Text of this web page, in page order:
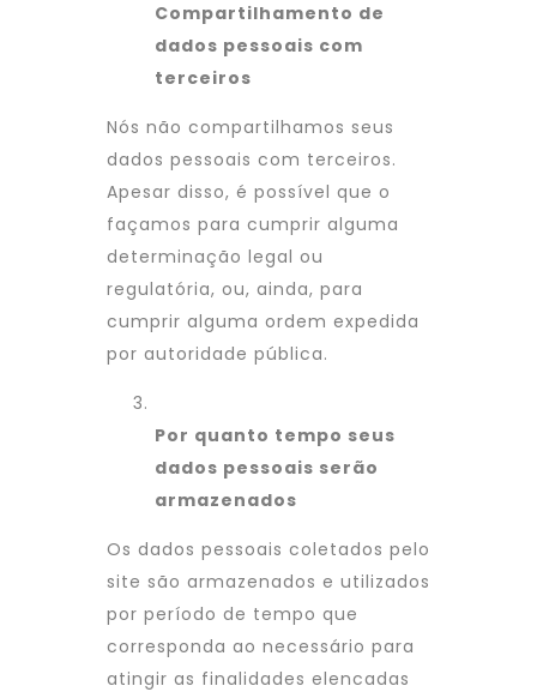
Compartilhamento de
dados pessoais com
terceiros
Nós não compartilhamos seus
dados pessoais com terceiros.
Apesar disso, é possível que o
façamos para cumprir alguma
determinação legal ou
regulatória, ou, ainda, para
cumprir alguma ordem expedida
por autoridade pública.
Por quanto tempo seus
dados pessoais serão
armazenados
Os dados pessoais coletados pelo
site são armazenados e utilizados
por período de tempo que
corresponda ao necessário para
atingir as finalidades elencadas